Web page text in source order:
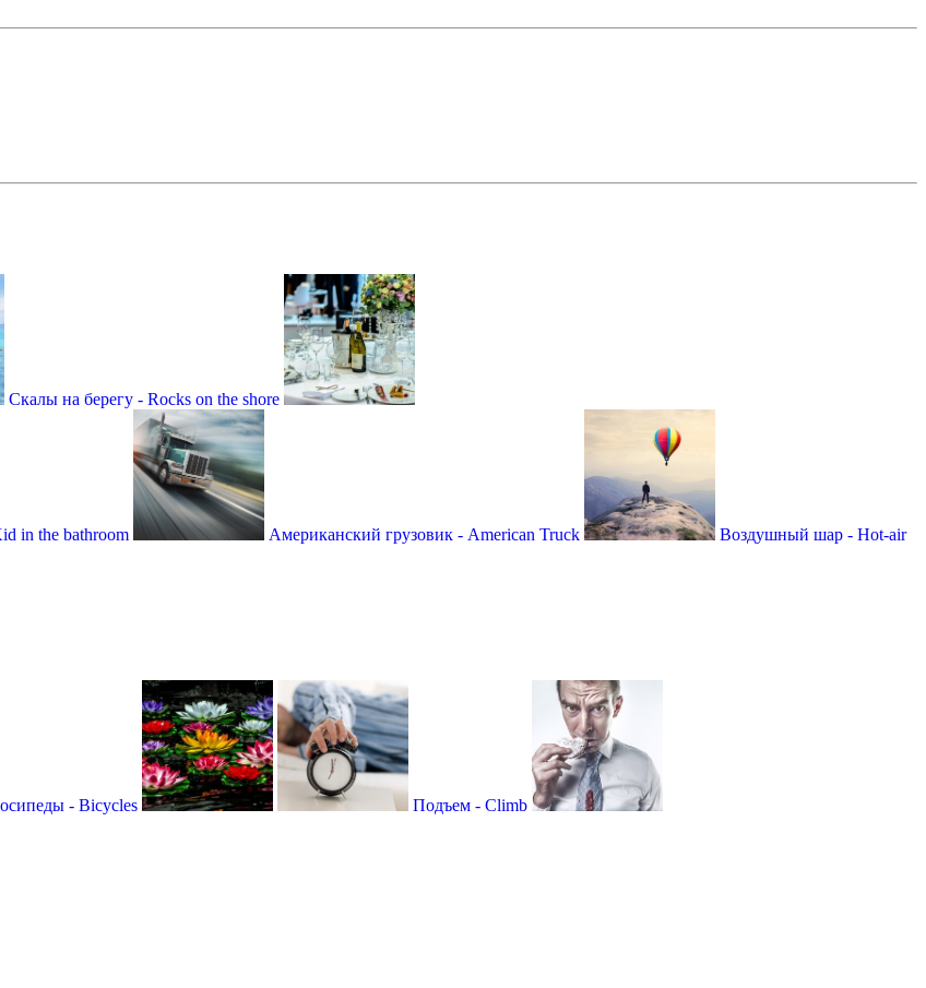
Скалы на берегу - Rocks on the shore
in the bathroom Американский грузовик - American Truck Воздушный шар - Hot-air
- Bicycles Подъем - Climb